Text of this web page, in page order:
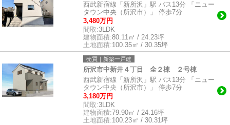
西武新宿線「新所沢」駅 バス13分 「ニュー
タウン中央（所沢市）」 停歩7分
3,480万円
間取:3LDK
建物面積:80.11㎡ / 24.23坪
土地面積:100.35㎡ / 30.35坪
売買｜新築一戸建
所沢市中新井４丁目 全２棟 ２号棟
西武新宿線「新所沢」駅 バス13分 「ニュー
タウン中央（所沢市）」 停歩7分
3,180万円
間取:3LDK
建物面積:79.90㎡ / 24.16坪
土地面積:100.23㎡ / 30.31坪